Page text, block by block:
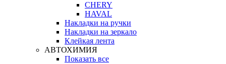
CHERY
HAVAL
Накладки на ручки
Накладки на зеркало
Клейкая лента
АВТОХИМИЯ
Показать все